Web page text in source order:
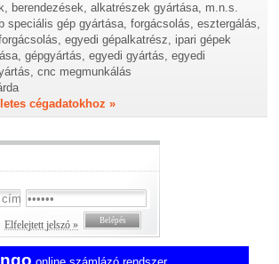
berendezések, alkatrészek gyártása, m.n.s.
speciális gép gyártása, forgácsolás, esztergálás,
egyedi gépalkatrész, ipari gépek
gépgyártás, egyedi gyártás, egyedi
cnc megmunkálás
cégadatokhoz »
Elfelejtett jelszó »